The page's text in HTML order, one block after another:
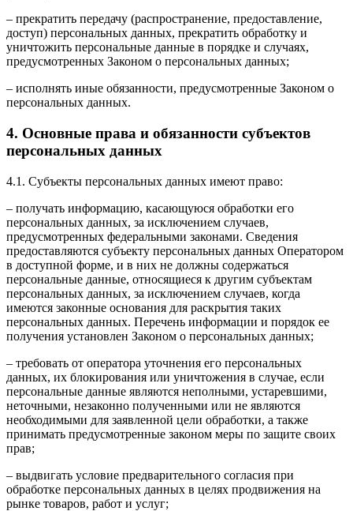
– прекратить передачу (распространение, предоставление,
доступ) персональных данных, прекратить обработку и
уничтожить персональные данные в порядке и случаях,
предусмотренных Законом о персональных данных;
– исполнять иные обязанности, предусмотренные Законом о
персональных данных.
4. Основные права и обязанности субъектов
персональных данных
4.1. Субъекты персональных данных имеют право:
– получать информацию, касающуюся обработки его
персональных данных, за исключением случаев,
предусмотренных федеральными законами. Сведения
предоставляются субъекту персональных данных Оператором
в доступной форме, и в них не должны содержаться
персональные данные, относящиеся к другим субъектам
персональных данных, за исключением случаев, когда
имеются законные основания для раскрытия таких
персональных данных. Перечень информации и порядок ее
получения установлен Законом о персональных данных;
– требовать от оператора уточнения его персональных
данных, их блокирования или уничтожения в случае, если
персональные данные являются неполными, устаревшими,
неточными, незаконно полученными или не являются
необходимыми для заявленной цели обработки, а также
принимать предусмотренные законом меры по защите своих
прав;
– выдвигать условие предварительного согласия при
обработке персональных данных в целях продвижения на
рынке товаров, работ и услуг;